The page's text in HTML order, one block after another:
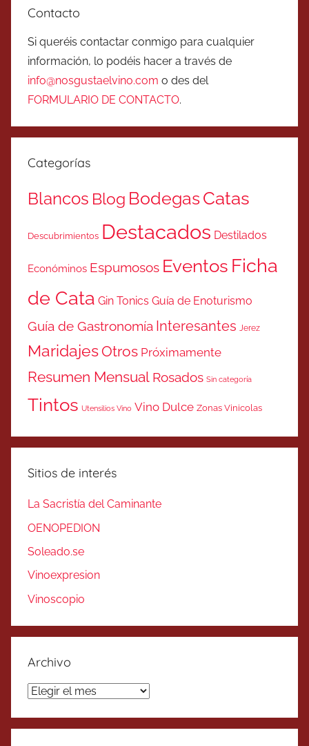
Contacto
Si queréis contactar conmigo para cualquier
información, lo podéis hacer a través de
info@nosgustaelvino.com o des del
FORMULARIO DE CONTACTO.
Categorías
Blancos Blog BodegasCatas
Descubrimientos Destacados Destilados
Económinos Espumosos Eventos Ficha
de Cata Gin Tonics Guía de Enoturismo
Guía de Gastronomía Interesantes Jerez
MaridajesOtros Próximamente
Resumen Mensual Rosados Sin categoría
Tintos Utensilios Vino Vino Dulce Zonas Vinicolas
Sitios de interés
La Sacristía del Caminante
OENOPEDION
Soleado.se
Vinoexpresion
Vinoscopio
Archivo
Archivo